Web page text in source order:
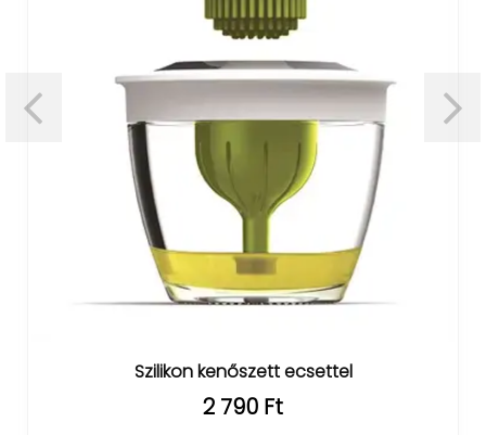
Szilikon kenőszett ecsettel
2 790 Ft